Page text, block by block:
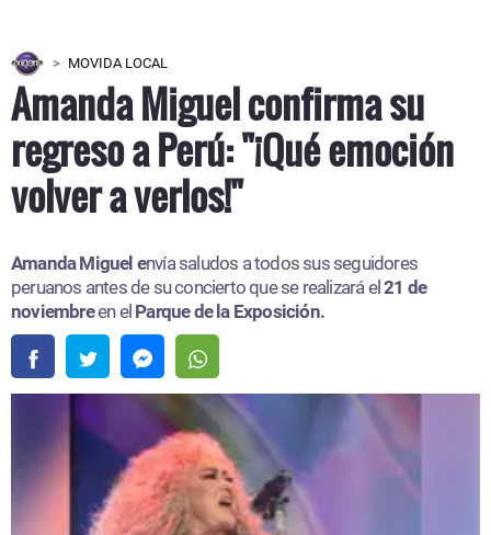
MOVIDA LOCAL
Amanda Miguel confirma su
regreso a Perú: "¡Qué emoción
volver a verlos!"
Amanda Miguel envía saludos a todos sus seguidores
peruanos antes de su concierto que se realizará el21 de
noviembreen el Parque de la Exposición.